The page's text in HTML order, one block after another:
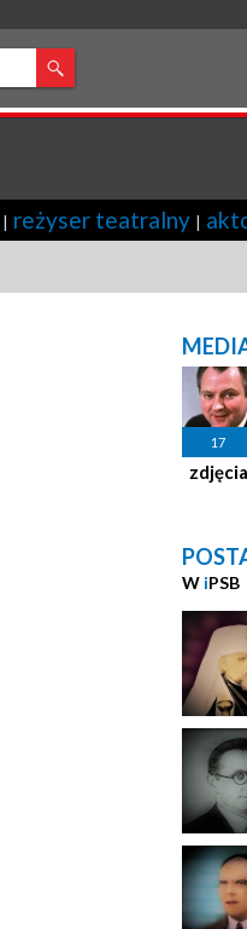
| reżyser teatralny |
17
zdjęcia
W iPSB